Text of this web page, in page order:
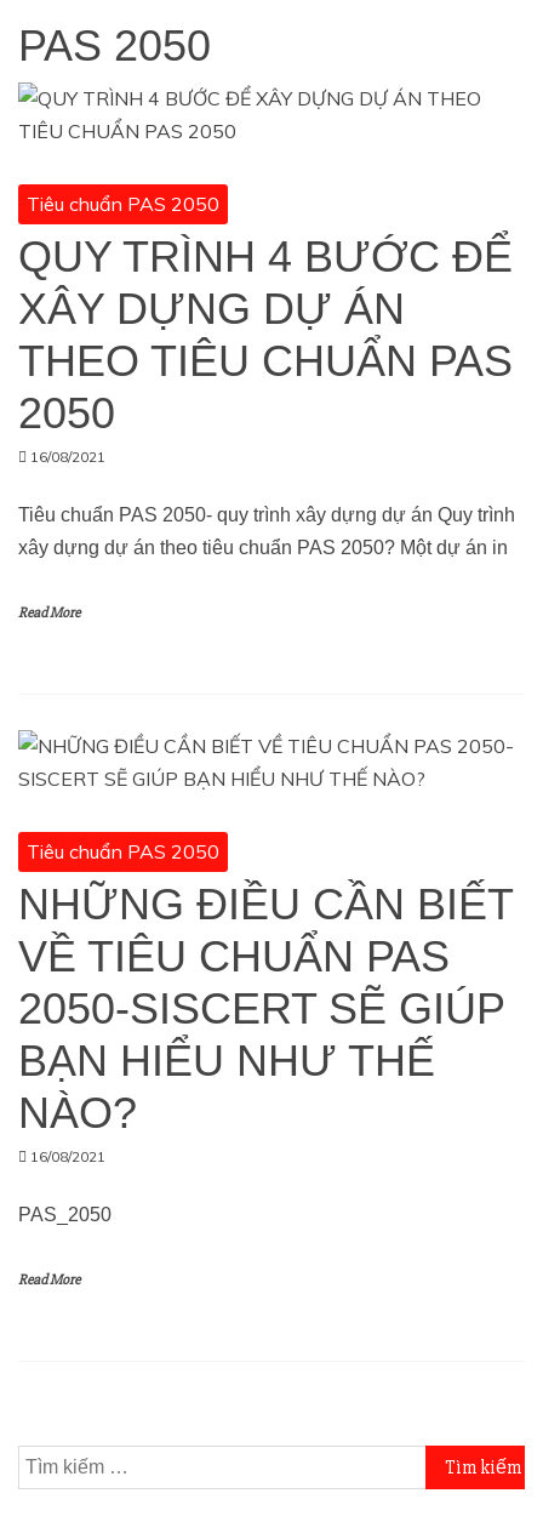
PAS 2050
Tiêu chuẩn PAS 2050
QUY TRÌNH 4 BƯỚC ĐỂ
XÂY DỰNG DỰ ÁN
THEO TIÊU CHUẨN PAS
2050
16/08/2021
Tiêu chuẩn PAS 2050- quy trình xây dựng dự án Quy trình
xây dựng dự án theo tiêu chuẩn PAS 2050? Một dự án in
Read More
Tiêu chuẩn PAS 2050
NHỮNG ĐIỀU CẦN BIẾT
VỀ TIÊU CHUẨN PAS
2050-SISCERT SẼ GIÚP
BẠN HIỂU NHƯ THẾ
NÀO?
16/08/2021
PAS_2050
Read More
Tìm
kiếm